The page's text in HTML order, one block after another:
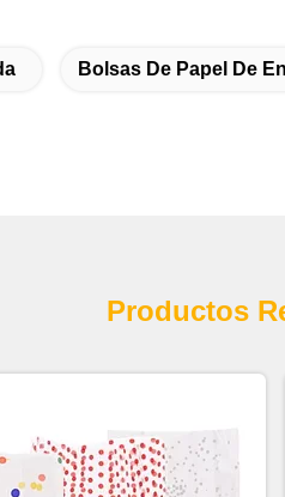
Bolsas De Papel De
Productos